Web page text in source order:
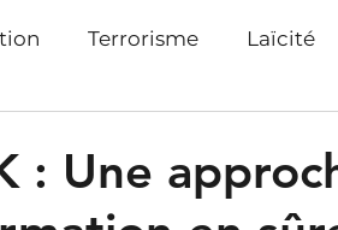
Terrorisme Laïcité
: Une